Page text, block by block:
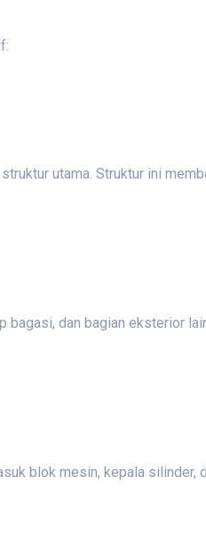
utama. Struktur ini
dan bagian eksterior
blok mesin, kepala silinder,